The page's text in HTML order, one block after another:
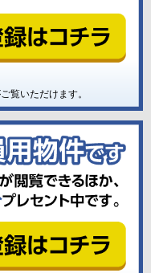
覧いただけます。